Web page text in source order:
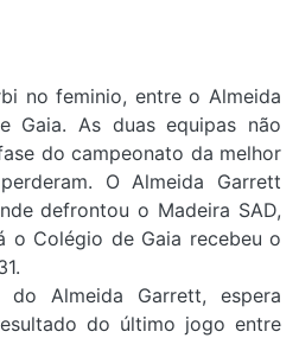
no feminio, entre o Almeida
Gaia. As duas equipas não
do campeonato da melhor
O Almeida Garrett
defrontou o Madeira SAD,
o Colégio de Gaia recebeu o
do Almeida Garrett, espera
do último jogo entre